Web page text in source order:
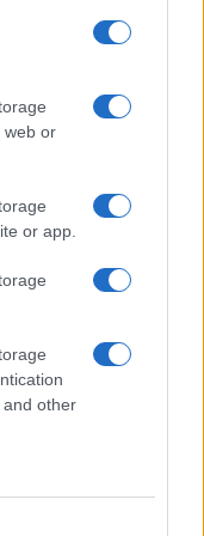
web or
or app.
other
στο